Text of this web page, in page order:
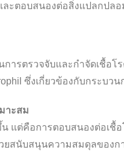
ะตอบสนองต่อสิ่งแปลกปลอ
ารตรวจจับและกำจัดเชื้อโ
ซึ่งเกี่ยวข้องกับกระบว
าะสม
แต่คือการตอบสนองต่อเชื้
นับสนุนความสมดุลของ